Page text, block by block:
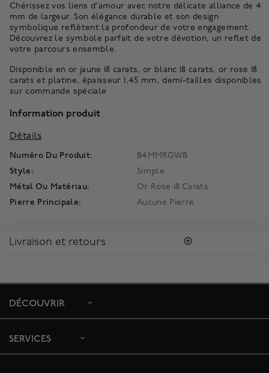
Chérissez vos liens d'amour avec notre délicate alliance de 4
mm de largeur. Son élégance durable et son design
symbolique reflètent la profondeur de votre engagement.
Découvrez le symbole parfait de votre dévotion, un reflet de
votre parcours ensemble.
Disponible en or jaune 18 carats, or blanc 18 carats, or rose 18
carats et platine, épaisseur 1,45 mm, demi-tailles disponibles
sur commande spéciale
Information produit
Détails
Numéro Du Produit:
B4MMRGWB
Style:
Simple
Métal Ou Matériau:
Or Rose 18 Carats
Pierre Principale:
Aucune Pierre
Livraison et retours
s'assurer la satisfaction de la réception des colis, toutes les
Le délai de livraison estimé est de 5 à 7 jours ouvrables.
DÉCOUVRIR
SERVICES